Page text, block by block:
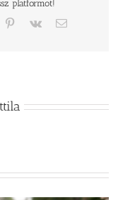
platformot!
Pinterest
Vk Email: